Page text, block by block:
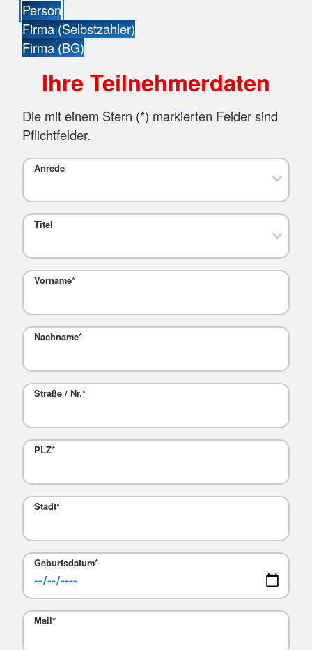
Person
Firma (Selbstzahler)
Firma (BG)
Ihre Teilnehmerdaten
Die mit einem Stern (*) markierten Felder sind
Pflichtfelder.
Anrede
Titel
Vorname*
Nachname*
Straße / Nr.*
PLZ*
Stadt*
Geburtsdatum*
Mail*